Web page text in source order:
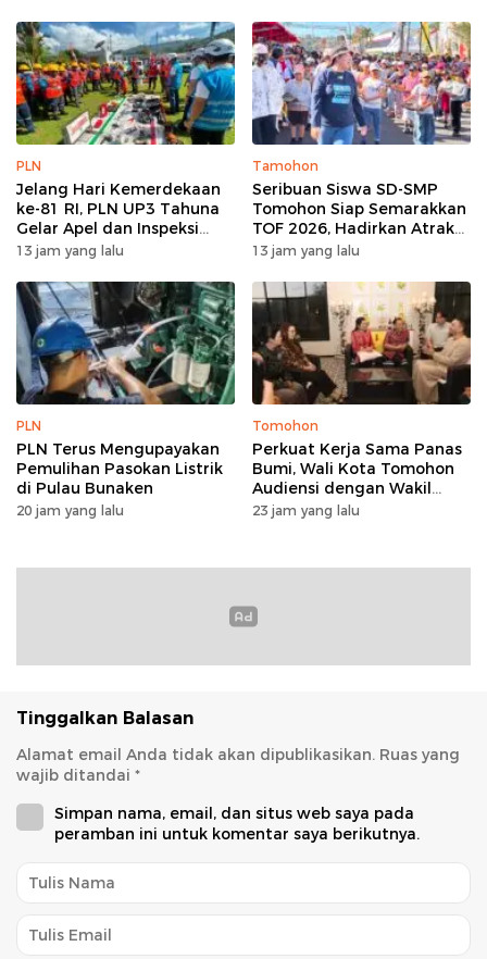
PLN
Jelang Hari Kemerdekaan
ke-81 RI, PLN UP3 Tahuna
Gelar Apel dan Inspeksi
Peralatan Guna Pastikan
Kepulauan Nusa Utara
13 jam yang lalu
Tamohon
Seribuan Siswa SD-SMP
Tomohon Siap Semarakkan
TOF 2026, Hadirkan Atraksi
Kolosal dan Harmoni Seni
13 jam yang lalu
PLN
PLN Terus Mengupayakan
Pemulihan Pasokan Listrik
di Pulau Bunaken
20 jam yang lalu
Tomohon
Perkuat Kerja Sama Panas
Bumi, Wali Kota Tomohon
Audiensi dengan Wakil
Dubes Selandia Baru
23 jam yang lalu
Tinggalkan Balasan
Alamat email Anda tidak akan dipublikasikan. Ruas yang
wajib ditandai *
Simpan nama, email, dan situs web saya pada
peramban ini untuk komentar saya berikutnya.